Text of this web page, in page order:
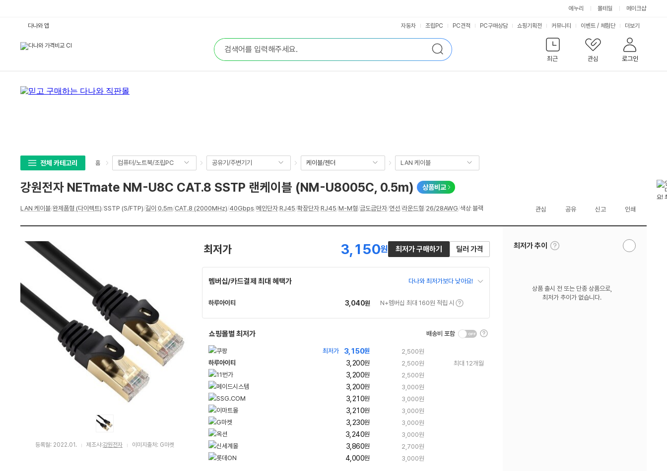
에누리 몰테일
메이크샵
합
검
색
검
색
최근
관심 로그인
다나와 앱 자동차 조립PC PC견적 PC구매상담 쇼핑기획전 커뮤니티 이벤트 / 체험단 서
비
스
더보기
전체 카테고리 홈 컴퓨터/노트북/조립PC 공유기/주변기기 케이블/젠더 LAN 케이블
강원전자 NETmate NM-U8C CAT.8 SSTP 랜케이블 (NM-U8005C, 0.5m) 상품비교
상
LAN 케이블/완제품형 (다이렉트)/SSTP (S/FTP)/길이 :0.5m/CAT.8 (2000MHz)/40Gbps/메인단자:RJ45/확장단자:RJ45/M-M형/금도금단자/연선/라운드형/26/28AWG/색상:블랙 관심 공유 신고 인쇄
등록월: 2022.01. 제조사:강원전자 이미지출처: G마켓
최저가 3,150원 최저가 구매하기 딜러 가격
멤버십/카드결제 최대 혜택가 다나와 최저가보다 낮아요!
하루아이티
이
버
3,040원 N+멤버십 최대 160원 적립 시 툴팁보기
쇼핑몰별 최저가 배송비 포함
툴
팁
최저가 3,150원
2,500원
하루아이티
버
페
이
3,200원 2,500원 최대 12개월
3,200원
빠
배
송
2,500원
3,200원 3,000원
3,210원 3,000원
3,210원 3,000원
3,230원
빠
배
송
3,000원
3,240원
빠
배
송
3,000원
3,860원 2,700원
4,000원 3,000원
최저가 추이
툴
팁
알
상품 출시 전 또는 단종 상품으로,
최저가 추이가 없습니다.